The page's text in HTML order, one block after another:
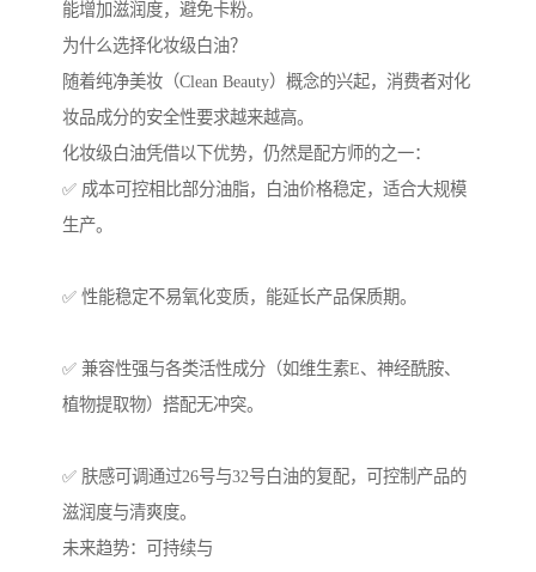
能增加滋润度，避免卡粉。
为什么选择化妆级白油？
随着纯净美妆（Clean Beauty）概念的兴起，消费者对化
妆品成分的安全性要求越来越高。
化妆级白油凭借以下优势，仍然是配方师的之一：
✅ 成本可控相比部分油脂，白油价格稳定，适合大规模
生产。
✅ 性能稳定不易氧化变质，能延长产品保质期。
✅ 兼容性强与各类活性成分（如维生素E、神经酰胺、
植物提取物）搭配无冲突。
✅ 肤感可调通过26号与32号白油的复配，可控制产品的
滋润度与清爽度。
未来趋势：可持续与